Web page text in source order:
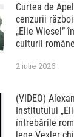
Curtea de
cenzurii
„Elie Wiesel”
culturii
2 iulie 2026
(VIDEO)
Institutului
întrebările